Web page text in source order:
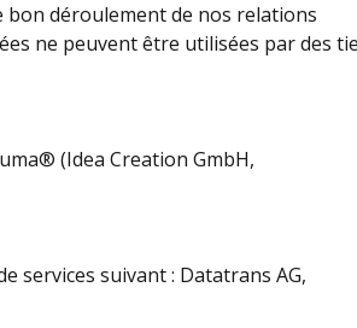
bon déroulement de nos relations
ne peuvent être utilisées par des
(Idea Creation GmbH,
services suivant : Datatrans AG,